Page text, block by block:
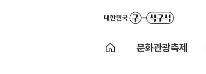
문화관광축제